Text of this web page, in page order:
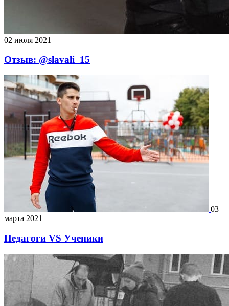
02 июля 2021
Отзыв: @slavali_15
03
марта 2021
Педагоги VS Ученики